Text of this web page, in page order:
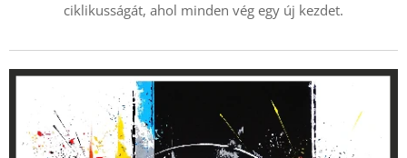
ciklikusságát, ahol minden vég egy új kezdet.